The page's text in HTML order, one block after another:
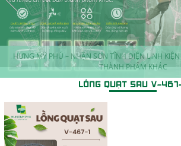
HƯNG MỸ PHÚ – NHẬN SƠN TĨNH ĐIỆN LINH
THÀNH PHẨM KHÁC
LỒNG QUẠT SAU V-